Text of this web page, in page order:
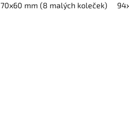
70x60 mm (8 malých koleček)